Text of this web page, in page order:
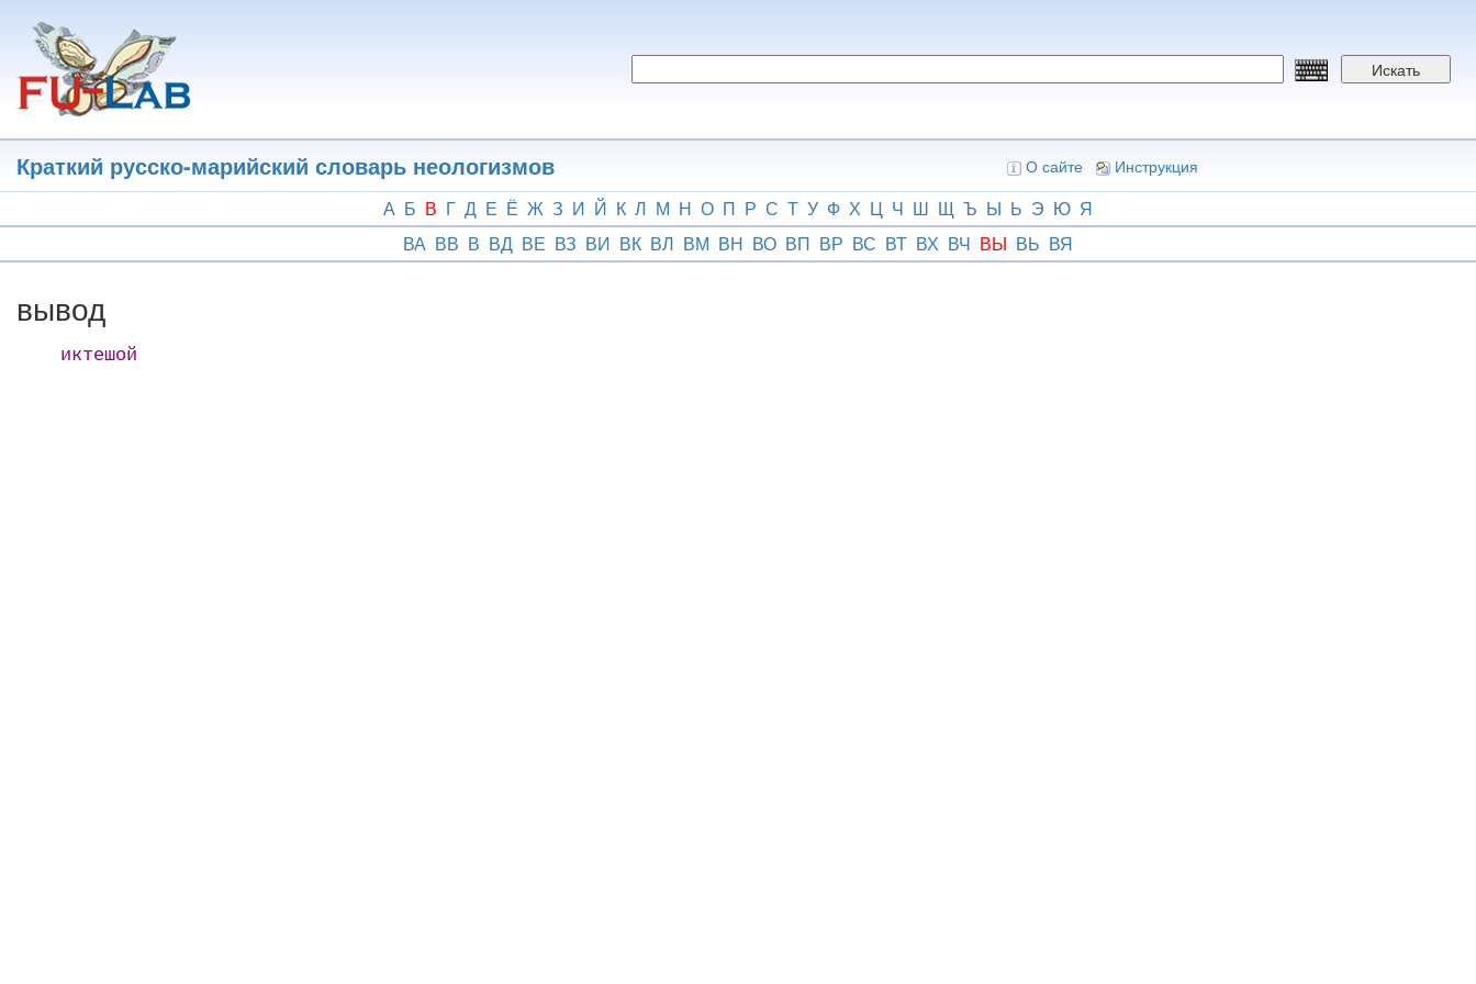
основному
содержанию
Искать
Краткий русско-марийский словарь неологизмов О сайте Инструкция
А Б В Г Д Е Ё Ж З И Й К Л М Н О П Р С Т У Ф Х Ц Ч Ш Щ Ъ Ы Ь Э Ю Я
ВА ВВ В ВД ВЕ ВЗ ВИ ВК ВЛ ВМ ВН ВО ВП ВР ВС ВТ ВХ ВЧ ВЫ ВЬ ВЯ
вывод
иктешой